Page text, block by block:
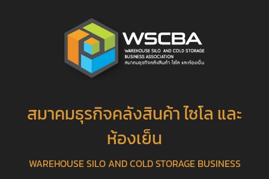
สมาคมธุรกิจคลังสินค้า ไซโล และ
ห้องเย็น
WAREHOUSE SILO AND COLD STORAGE BUSINESS